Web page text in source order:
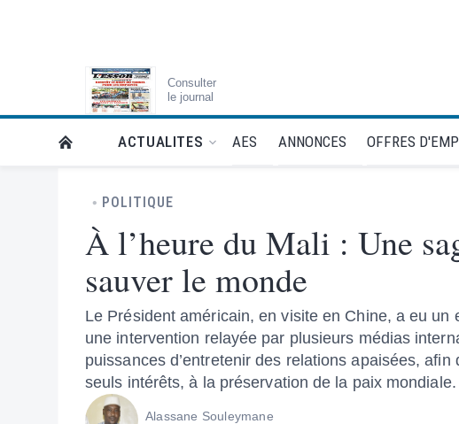
Consulter
le journal
RETOUR À LA PAGE D’ACCUEIL DE L'ESSOR
ACTUALITES AES ANNONCES OFFRES
POLITIQUE
À l’heure du Mali : Une
sauver le monde
Le Président américain, en visite en Chine, a eu
une intervention relayée par plusieurs médias
puissances d’entretenir des relations apaisées,
seuls intérêts, à la préservation de la paix mondiale.
Alassane Souleymane